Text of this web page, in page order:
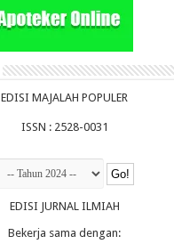
EDISI MAJALAH POPULER
ISSN : 2528-0031
EDISI JURNAL ILMIAH
Bekerja sama dengan: